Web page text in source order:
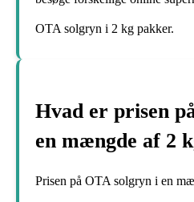
OTA solgryn i 2 kg pakker.
Hvad er prisen
en mængde af 2
Prisen på OTA solgryn i en